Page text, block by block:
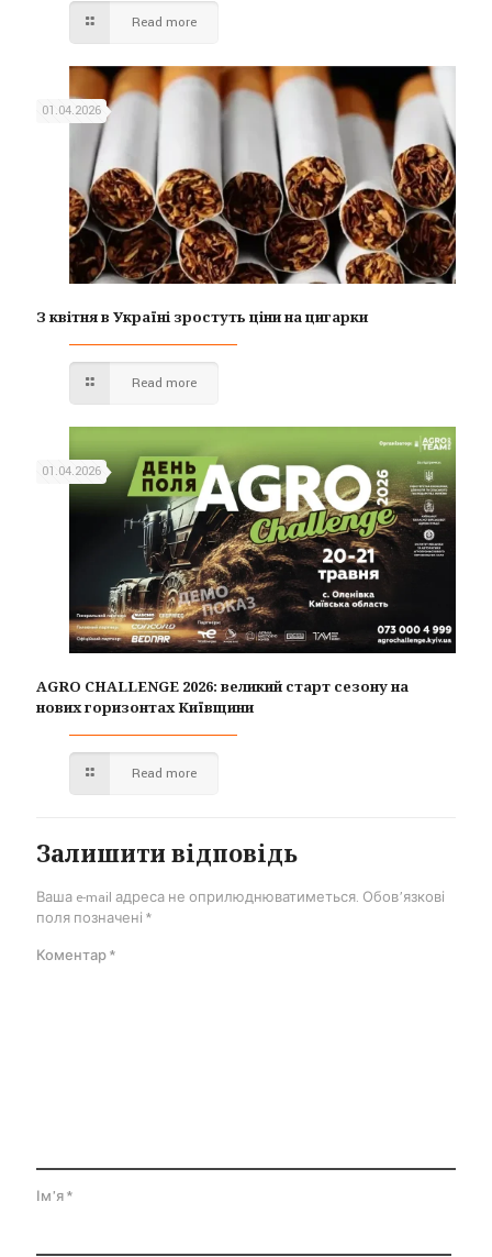
Read more
01.04.2026
З квітня в Україні зростуть ціни на цигарки
Read more
01.04.2026
AGRO CHALLENGE 2026: великий старт сезону на
нових горизонтах Київщини
Read more
Залишити відповідь
Ваша e-mail адреса не оприлюднюватиметься. Обов’язкові
поля позначені *
Коментар*
Ім'я*